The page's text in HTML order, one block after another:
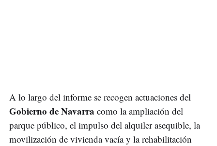
A lo largo del informe se recogen actuaciones del
Gobierno de Navarra como la ampliación del
parque público, el impulso del alquiler asequible, la
movilización de vivienda vacía y la rehabilitación